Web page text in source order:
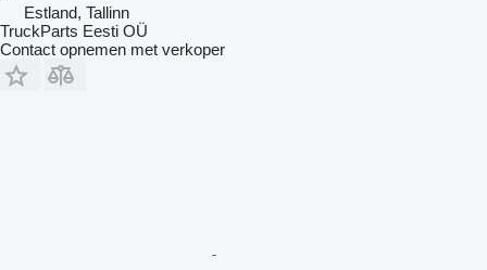
Estland, Tallinn
TruckParts Eesti OÜ
Contact opnemen met verkoper